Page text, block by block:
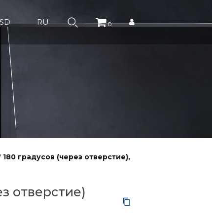
RU 0
градусов (через отверстие),
отверстие)